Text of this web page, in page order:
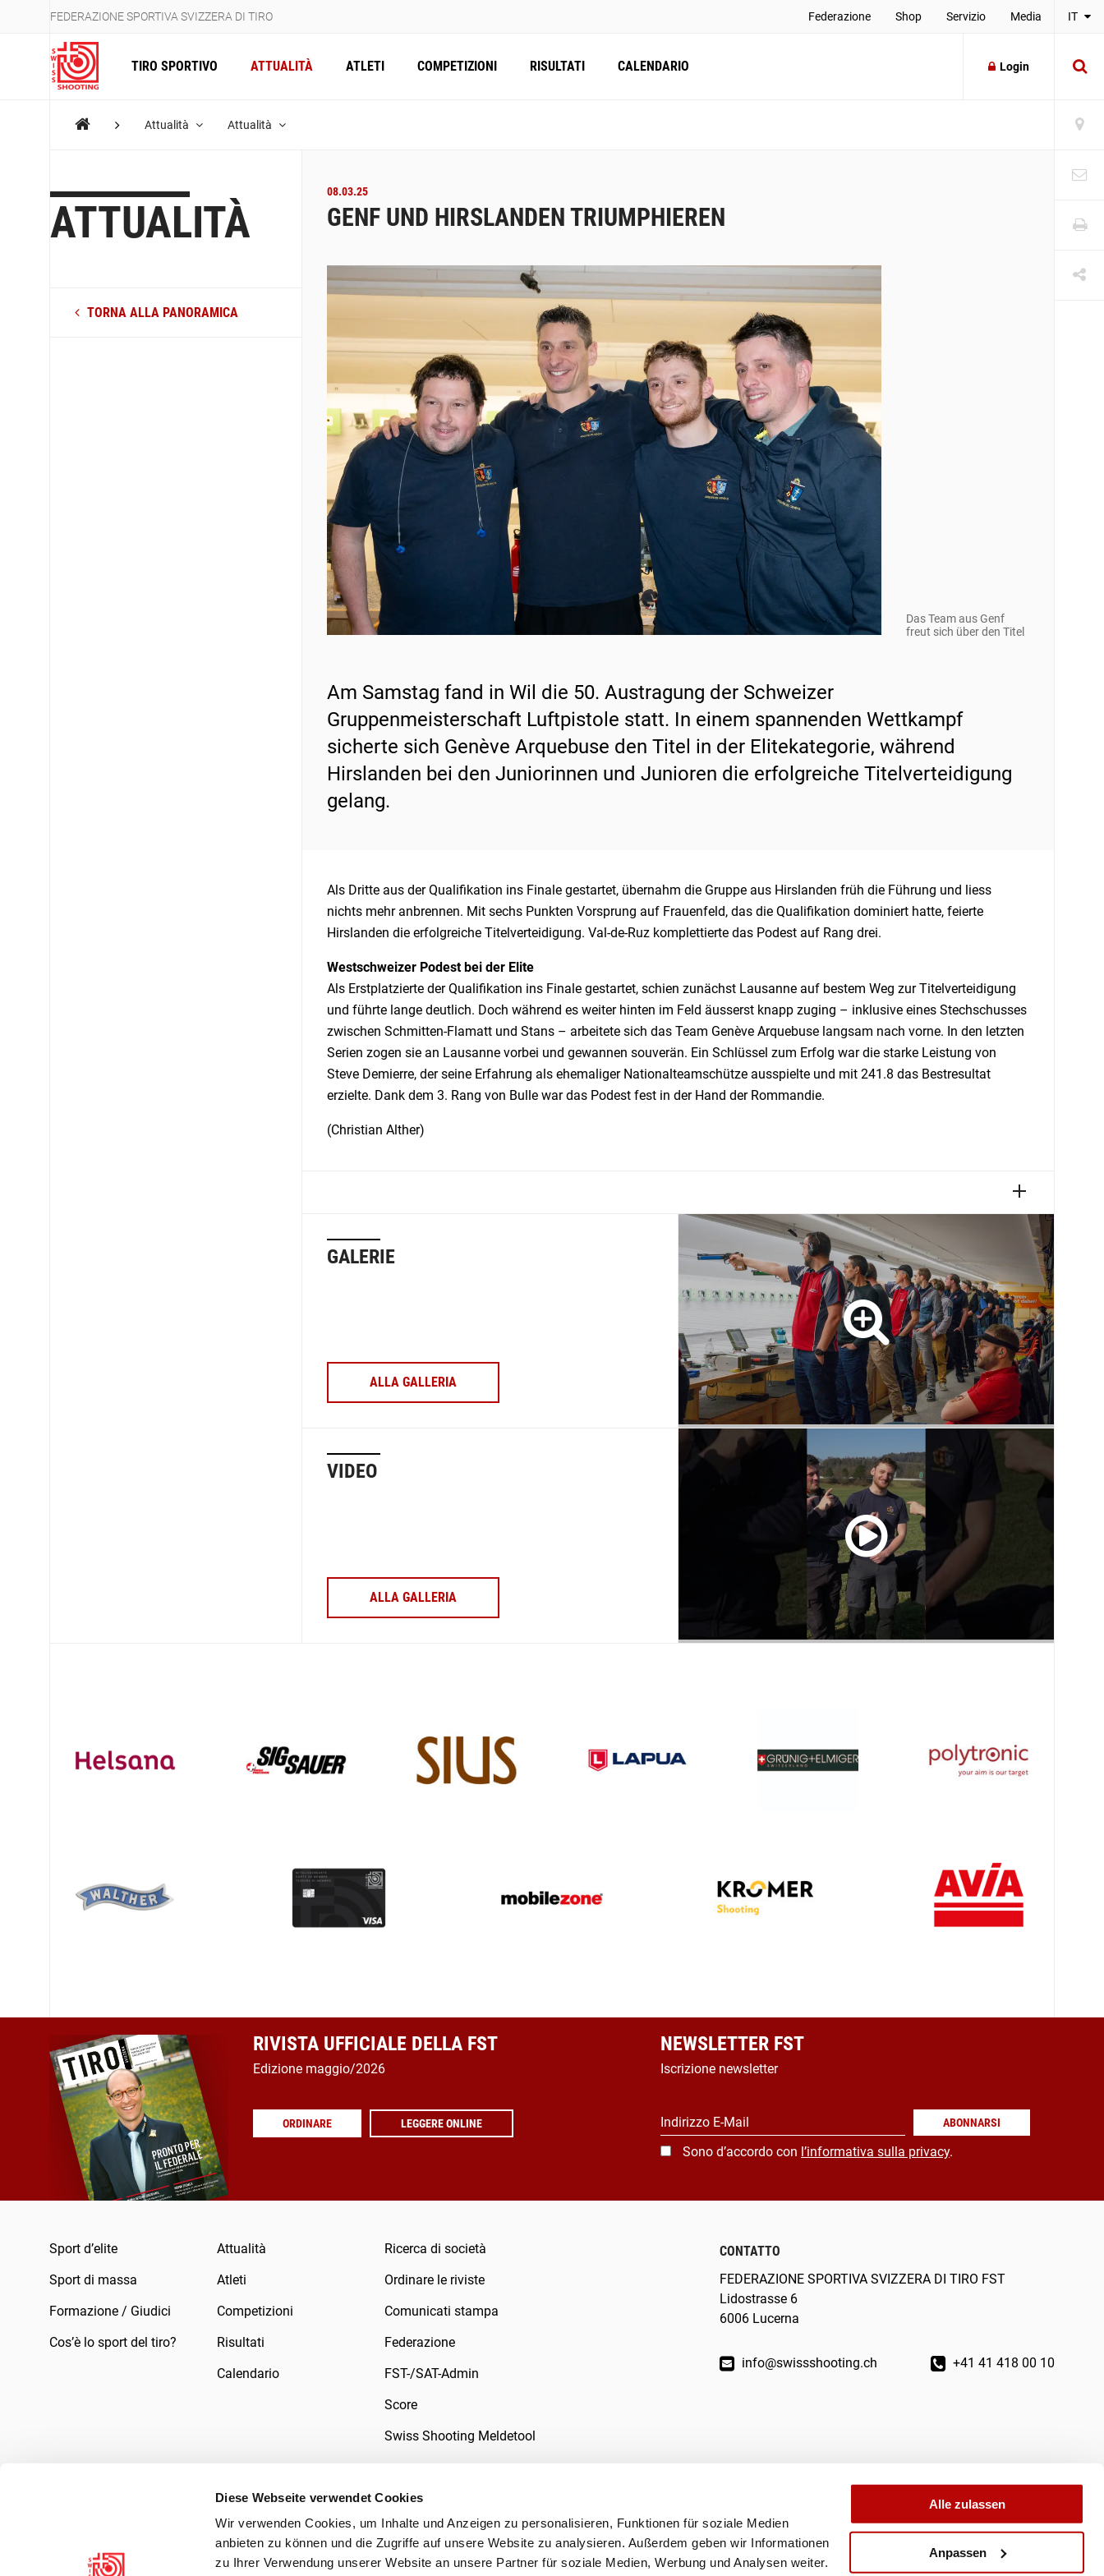
Diese Webseite verwendet Cookies
Wir verwenden Cookies, um Inhalte und Anzeigen zu personalisieren, Funktionen für soziale Medien
anbieten zu können und die Zugriffe auf unsere Website zu analysieren. Außerdem geben wir Informationen
zu Ihrer Verwendung unserer Website an unsere Partner für soziale Medien, Werbung und Analysen weiter.
Alle zulassen
Anpassen
FEDERAZIONE SPORTIVA SVIZZERA DI TIRO Federazione Shop Servizio Media IT
TIRO SPORTIVO ATTUALITÀ ATLETI COMPETIZIONI RISULTATI CALENDARIO Login
Attualità Attualità
ATTUALITÀ
TORNA ALLA PANORAMICA
08.03.25
GENF UND HIRSLANDEN TRIUMPHIEREN
Das Team aus Genf
freut sich über den Titel
Am Samstag fand in Wil die 50. Austragung der Schweizer
Gruppenmeisterschaft Luftpistole statt. In einem spannenden Wettkampf
sicherte sich Genève Arquebuse den Titel in der Elitekategorie, während
Hirslanden bei den Juniorinnen und Junioren die erfolgreiche Titelverteidigung
gelang.
Als Dritte aus der Qualifikation ins Finale gestartet, übernahm die Gruppe aus Hirslanden früh die Führung und liess
nichts mehr anbrennen. Mit sechs Punkten Vorsprung auf Frauenfeld, das die Qualifikation dominiert hatte, feierte
Hirslanden die erfolgreiche Titelverteidigung. Val-de-Ruz komplettierte das Podest auf Rang drei.
Westschweizer Podest bei der Elite
Als Erstplatzierte der Qualifikation ins Finale gestartet, schien zunächst Lausanne auf bestem Weg zur Titelverteidigung
und führte lange deutlich. Doch während es weiter hinten im Feld äusserst knapp zuging – inklusive eines Stechschusses
zwischen Schmitten-Flamatt und Stans – arbeitete sich das Team Genève Arquebuse langsam nach vorne. In den letzten
Serien zogen sie an Lausanne vorbei und gewannen souverän. Ein Schlüssel zum Erfolg war die starke Leistung von
Steve Demierre, der seine Erfahrung als ehemaliger Nationalteamschütze ausspielte und mit 241.8 das Bestresultat
erzielte. Dank dem 3. Rang von Bulle war das Podest fest in der Hand der Rommandie.
(Christian Alther)
GALERIE
ALLA GALLERIA
VIDEO
ALLA GALLERIA
RIVISTA UFFICIALE DELLA FST
Edizione maggio/2026
ORDINARE LEGGERE ONLINE
NEWSLETTER FST
Iscrizione newsletter
Indirizzo E-Mail ABONNARSI
Sono d’accordo con l’informativa sulla privacy.
Sport d’elite
Sport di massa
Formazione / Giudici
Cos’è lo sport del tiro?
Attualità
Atleti
Competizioni
Risultati
Calendario
Ricerca di società
Ordinare le riviste
Comunicati stampa
Federazione
FST-/SAT-Admin
Score
Swiss Shooting Meldetool
CONTATTO
FEDERAZIONE SPORTIVA SVIZZERA DI TIRO FST
Lidostrasse 6
6006 Lucerna
info@swissshooting.ch +41 41 418 00 10
Informativa sulla privacy